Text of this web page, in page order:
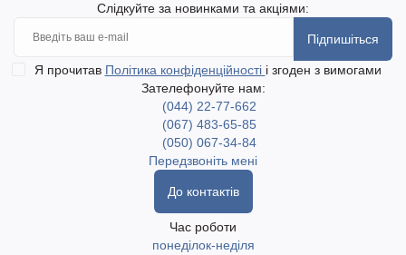
Швидка доставка по Україні, включаючи найвіддаленіші
Новою поштою та Укрпоштою.
Слідкуйте за новинками та акціями:
Підпишіться
Я прочитав Політика конфіденційності і згоден з вимогами
Зателефонуйте нам:
(044) 22-77-662
(067) 483-65-85
(050) 067-34-84
Передзвоніть мені
До контактів
Час роботи
понеділок-неділя